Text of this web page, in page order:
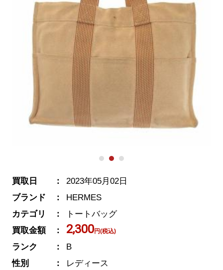
買取日
2023年05月02日
ブランド
HERMES
カテゴリ
トートバッグ
買取金額
2,300円(税込)
ランク
B
性別
レディース